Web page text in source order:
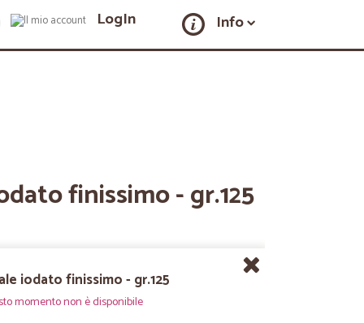
LogIn Info
finissimo - gr.125
iodato finissimo - gr.125
momento non è disponibile